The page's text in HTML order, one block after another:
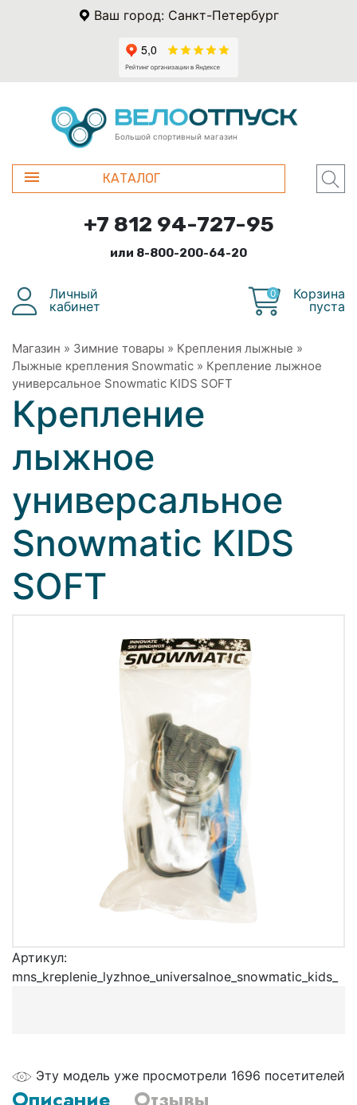
Ваш город: Санкт-Петербург
Большой спортивный магазин
КАТАЛОГ
+7 812 94-727-95
или 8-800-200-64-20
Личный
кабинет
0
Корзина
пуста
Магазин » Зимние товары » Крепления лыжные »
Лыжные крепления Snowmatic » Крепление лыжное
универсальное Snowmatic KIDS SOFT
Крепление
лыжное
универсальное
Snowmatic KIDS
SOFT
Артикул:
mns_kreplenie_lyzhnoe_universalnoe_snowmatic_kids_
Эту модель уже просмотрели 1696 посетителей
Описание Отзывы